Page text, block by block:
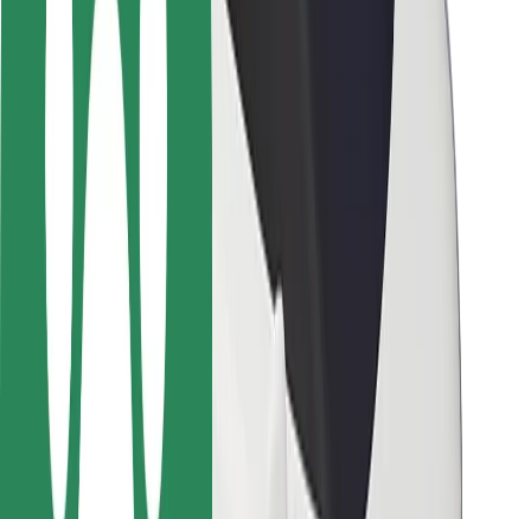
Bezpečnosť cestujúcich
Bezpečnosť vodičov
Bezpečnosť na kolobežkách
Bezpečnostný lab
Mestá
Lokality
Riešenia pre mestá
Letiská
Nabíjacie stanice Bolt
Podpora
Pre cestujúcich
Pre vodičov